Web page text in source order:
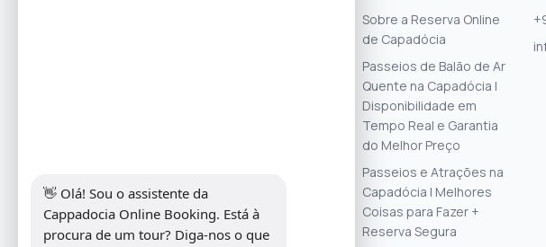
Cappadocia experiences.
Sobre a Reserva Online
de Capadócia
Passeios de Balão de Ar
Quente na Capadócia |
Disponibilidade em
Tempo Real e Garantia
do Melhor Preço
Passeios e Atrações na
Capadócia | Melhores
Coisas para Fazer +
Reserva Segura
👋 Olá! Sou o assistente da
Cappadocia Online Booking. Está à
procura de um tour? Diga-nos o que